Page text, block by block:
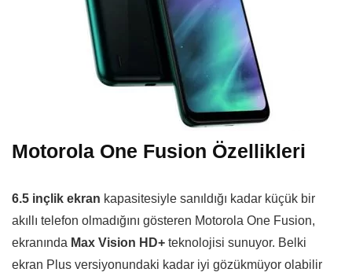
Motorola One Fusion Özellikleri
6.5 inçlik ekran kapasitesiyle sanıldığı kadar küçük bir
akıllı telefon olmadığını gösteren Motorola One Fusion,
ekranında Max Vision HD+ teknolojisi sunuyor. Belki
ekran Plus versiyonundaki kadar iyi gözükmüyor olabilir